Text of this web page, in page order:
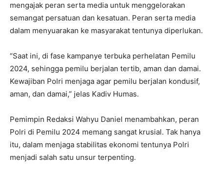
mengajak peran serta media untuk menggelorakan
semangat persatuan dan kesatuan. Peran serta media
dalam menyuarakan ke masyarakat tentunya diperlukan.
“Saat ini, di fase kampanye terbuka perhelatan Pemilu
2024, sehingga pemilu berjalan tertib, aman dan damai.
Kewajiban Polri menjaga agar pemilu berjalan kondusif,
aman, dan damai,” jelas Kadiv Humas.
Pemimpin Redaksi Wahyu Daniel menambahkan, peran
Polri di Pemilu 2024 memang sangat krusial. Tak hanya
itu, dalam menjaga stabilitas ekonomi tentunya Polri
menjadi salah satu unsur terpenting.